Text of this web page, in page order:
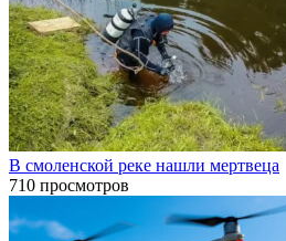
В смоленской реке нашли мертвеца
710 просмотров